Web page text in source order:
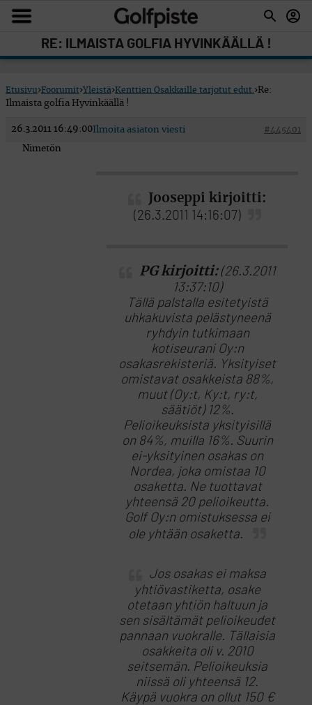
RE: ILMAISTA GOLFIA HYVINKÄÄLLÄ !
Etusivu›Foorumit›Yleistä›Kenttien Osakkaille tarjotut edut. ›Re:
Ilmaista golfia Hyvinkäällä !
26.3.2011 16:49:00 #445401
Ilmoita asiaton viesti
Nimetön
Jooseppi kirjoitti:
(26.3.2011 14:16:07)
PG kirjoitti:(26.3.2011
13:37:10)
Tällä palstalla esitetyistä
uhkakuvista pelästyneenä
ryhdyin tutkimaan
kotiseurani Oy:n
osakasrekisteriä. Yksityiset
omistavat osakkeista 88%,
muut (Oy:t, Ky:t, ry:t,
säätiöt) 12%.
Pelioikeuksista yksityisillä
on 84%, muilla 16%. Suurin
ei-yksityinen osakas on
Nordea, joka omistaa 10
osaketta. Ne tuottavat
yhteensä 20 pelioikeutta.
Golf Oy:n omistuksessa ei
ole yhtään osaketta.
Jos osakas ei maksa
yhtiövastiketta, osake
otetaan yhtiön haltuun ja
sen sisältämät pelioikeudet
pannaan vuokralle. Tällaisia
osakkeita oli v. 2010
seitsemän. Pelioikeuksia
niissä oli yhteensä 12.
Käypä vuokra on ollut 150 €